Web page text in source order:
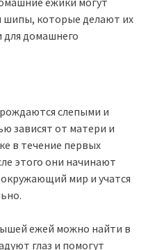
шипы, которые делают их
домашнего
слепыми и
зависят от матери и
в течение первых
этого они начинают
мир и учатся
ежей можно найти в
глаз и помогут